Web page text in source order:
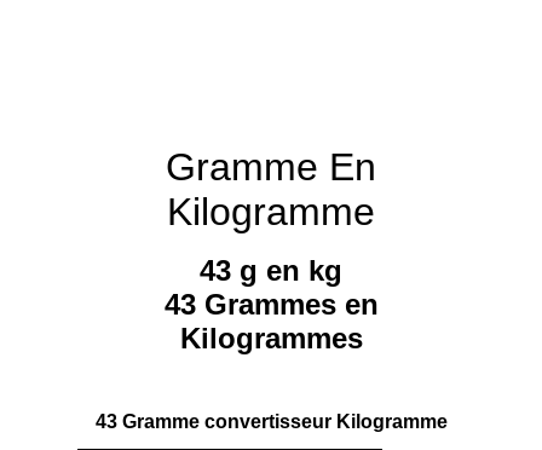
Gramme En
Kilogramme
43 g en kg
43 Grammes en
Kilogrammes
43 Gramme convertisseur Kilogramme